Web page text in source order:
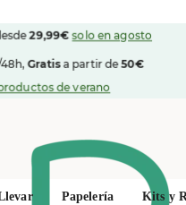
29,99€ solo en agosto
48h,Gratisa partir de50€
de verano
Papelería Kits y